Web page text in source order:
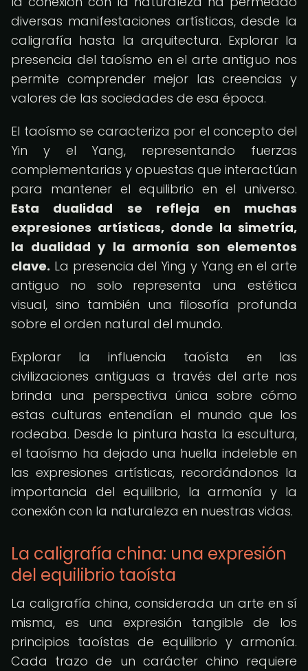
diversas manifestaciones artísticas, desde la
caligrafía hasta la arquitectura. Explorar la
presencia del taoísmo en el arte antiguo nos
permite comprender mejor las creencias y
valores de las sociedades de esa época.
El taoísmo se caracteriza por el concepto del
Yin y el Yang, representando fuerzas
complementarias y opuestas que interactúan
para mantener el equilibrio en el universo.
Esta dualidad se refleja en muchas
expresiones artísticas, donde la simetría,
la dualidad y la armonía son elementos
clave. La presencia del Ying y Yang en el arte
antiguo no solo representa una estética
visual, sino también una filosofía profunda
sobre el orden natural del mundo.
Explorar la influencia taoísta en las
civilizaciones antiguas a través del arte nos
brinda una perspectiva única sobre cómo
estas culturas entendían el mundo que los
rodeaba. Desde la pintura hasta la escultura,
el taoísmo ha dejado una huella indeleble en
las expresiones artísticas, recordándonos la
importancia del equilibrio, la armonía y la
conexión con la naturaleza en nuestras vidas.
La caligrafía china: una expresión
del equilibrio taoísta
La caligrafía china, considerada un arte en sí
misma, es una expresión tangible de los
principios taoístas de equilibrio y armonía.
Cada trazo de un carácter chino requiere